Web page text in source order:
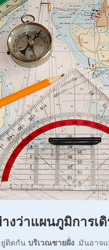
งว่าแผนภูมิการเ
ติดกัน บริเวณชายฝั่ง . มันอา